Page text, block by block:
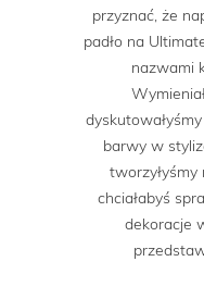
przyznać, że
padło na
nazwami
barwy w
tworzyłyśmy
chciałabyś
dekoracje